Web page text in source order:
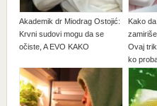
Akademik dr Miodrag Ostojić:
Krvni sudovi mogu da se
očiste, A EVO KAKO
Kako
Ovaj
ko